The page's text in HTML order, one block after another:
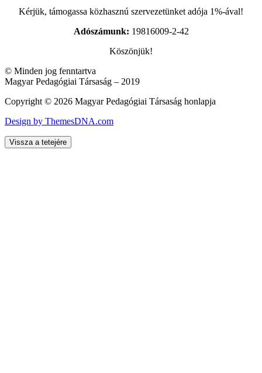
Kérjük, támogassa közhasznú szervezetünket adója 1%-ával!
Adószámunk: 19816009-2-42
Köszönjük!
© Minden jog fenntartva
Magyar Pedagógiai Társaság – 2019
Copyright © 2026 Magyar Pedagógiai Társaság honlapja
Design by ThemesDNA.com
Vissza a tetejére